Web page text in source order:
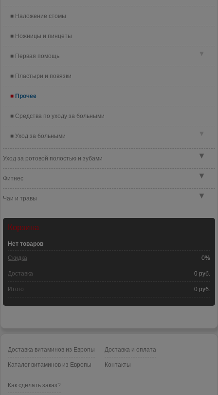
Наложение стомы
Ножницы и пинцеты
▼
Первая помощь
Пластыри и повязки
Прочее
Средства по уходу за больными
▼
Уход за больными
▼
Уход за ротовой полостью и зубами
▼
Фитнес
▼
Чаи и травы
Корзина
Нет товаров
Скидка 0%
Доставка 0 руб.
Итого 0 руб.
Доставка витаминов из Европы
Каталог витаминов из Европы
Доставка и оплата
Контакты
Как сделать заказ?